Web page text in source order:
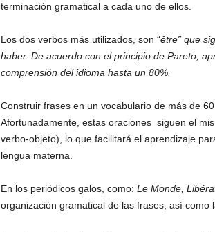
terminación gramatical a cada uno de ellos.
Los dos verbos más utilizados, son “être” que
haber. De acuerdo con el principio de Pareto,
comprensión del idioma hasta un 80%.
Construir frases en un vocabulario de más de
Afortunadamente, estas oraciones siguen el
verbo-objeto), lo que facilitará el aprendizaje
lengua materna.
En los periódicos galos, como: Le Monde,
organización gramatical de las frases, así